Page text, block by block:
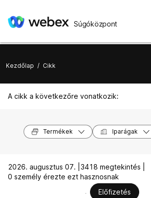
Súgóközpont
Kezdőlap / Cikk
A cikk a következőre vonatkozik:
Termékek Iparágak
2026. augusztus 07. | 3418 megtekintés |
0 személy érezte ezt hasznosnak
Előfizetés